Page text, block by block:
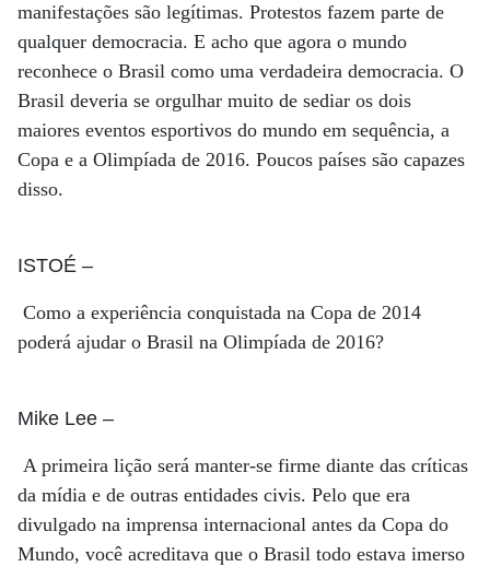
manifestações são legítimas. Protestos fazem parte de
qualquer democracia. E acho que agora o mundo
reconhece o Brasil como uma verdadeira democracia. O
Brasil deveria se orgulhar muito de sediar os dois
maiores eventos esportivos do mundo em sequência, a
Copa e a Olimpíada de 2016. Poucos países são capazes
disso.
ISTOÉ –
Como a experiência conquistada na Copa de 2014
poderá ajudar o Brasil na Olimpíada de 2016?
Mike Lee –
A primeira lição será manter-se firme diante das críticas
da mídia e de outras entidades civis. Pelo que era
divulgado na imprensa internacional antes da Copa do
Mundo, você acreditava que o Brasil todo estava imerso